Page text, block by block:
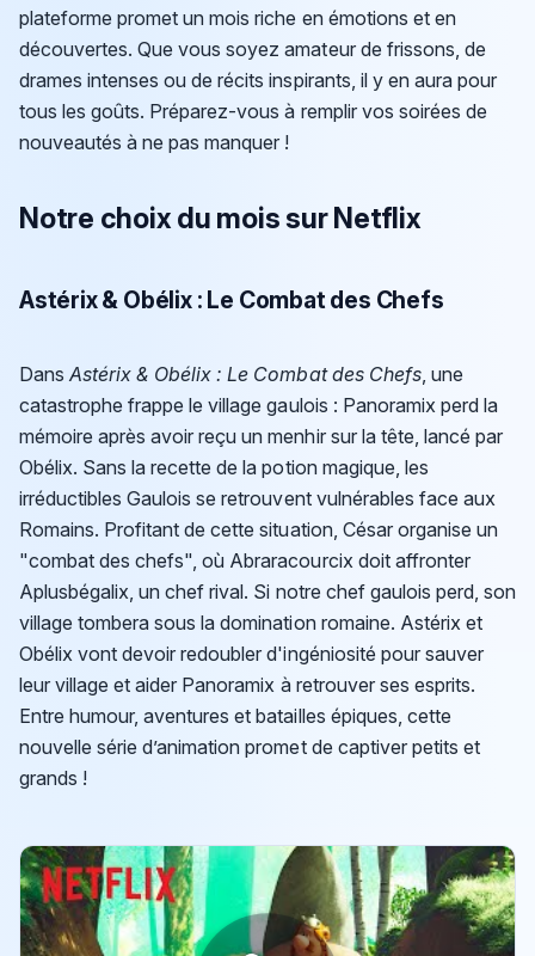
plateforme promet un mois riche en émotions et en
découvertes. Que vous soyez amateur de frissons, de
drames intenses ou de récits inspirants, il y en aura pour
tous les goûts. Préparez-vous à remplir vos soirées de
nouveautés à ne pas manquer !
Notre choix du mois sur Netflix
Astérix & Obélix : Le Combat des Chefs
DansAstérix & Obélix : Le Combat des Chefs, une
catastrophe frappe le village gaulois : Panoramix perd la
mémoire après avoir reçu un menhir sur la tête, lancé par
Obélix. Sans la recette de la potion magique, les
irréductibles Gaulois se retrouvent vulnérables face aux
Romains. Profitant de cette situation, César organise un
"combat des chefs", où Abraracourcix doit affronter
Aplusbégalix, un chef rival. Si notre chef gaulois perd, son
village tombera sous la domination romaine. Astérix et
Obélix vont devoir redoubler d'ingéniosité pour sauver
leur village et aider Panoramix à retrouver ses esprits.
Entre humour, aventures et batailles épiques, cette
nouvelle série d’animation promet de captiver petits et
grands !